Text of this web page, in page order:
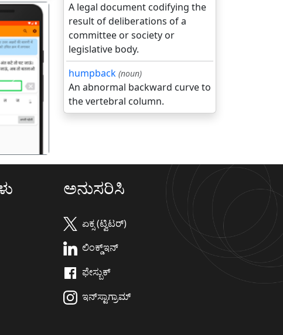
अगला
A legal document codifying the
result of deliberations of a
committee or society or
legislative body.
humpback (noun)
An abnormal backward curve to
the vertebral column.
ಅನುಸರಿಸಿ
ಏಕ್ಸ (ಟ್ವಿಟರ್)
ಲಿಂಕ್ಡ್‌ಇನ್
ಫೇಸ್ಬುಕ್
ಇನ್‌ಸ್ಟಾಗ್ರಾಮ್